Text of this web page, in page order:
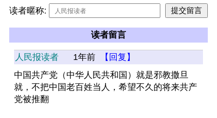
读者暱称:
读者留言
人民报读者 1年前
【回复】
中国共产党（中华人民共和国）就是邪教撒旦
就，不把中国老百姓当人，希望不久的将来共产
党被推翻